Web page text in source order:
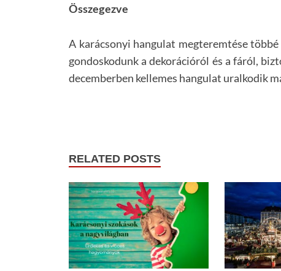
Összegezve
A karácsonyi hangulat megteremtése
gondoskodunk a dekorációról és a fáról,
decemberben kellemes hangulat uralkodik
RELATED POSTS